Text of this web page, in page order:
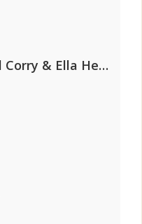
Nathan Dawe, Joel Corry & Ella Henderson